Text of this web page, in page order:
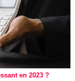
en 2023 ?